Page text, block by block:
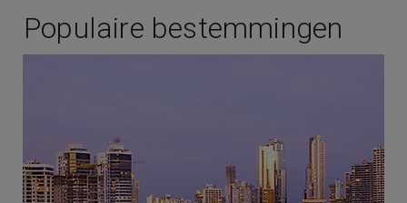
Populaire bestemmingen